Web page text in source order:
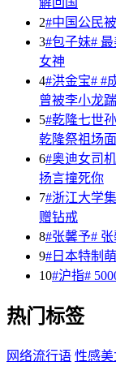
2#中国公民
3#包子妹#
女神
4#洪金宝# #
曾被李小龙
5#乾隆七世
乾隆祭祖场面
6#奥迪女司
扬言撞死你
7#浙江大学
赠钻戒
8#张馨予#
9#日本特制
10#沪指#
热门标签
网络流行语 性感美